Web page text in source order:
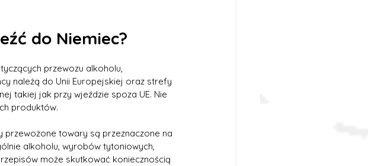
do Niemiec?
przewozu alkoholu,
należą do Unii Europejskiej oraz strefy
takiej jak przy wjeździe spoza UE. Nie
produktów.
przewożone towary są przeznaczone na
alkoholu, wyrobów tytoniowych,
może skutkować koniecznością